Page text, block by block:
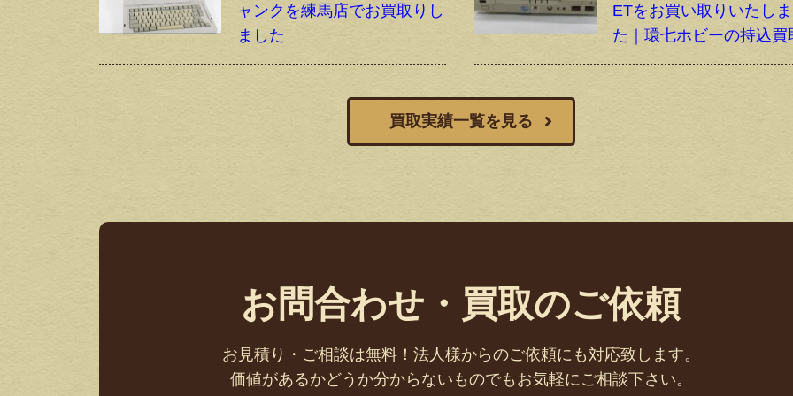
ャンクを練馬店でお買取りし
ました
ETをお買い取りいたし
た｜環七ホビーの持込買
買取実績一覧を見る
お問合わせ・買取のご依頼
お見積り・ご相談は無料！法人様からのご依頼にも対応致します。
価値があるかどうか分からないものでもお気軽にご相談下さい。